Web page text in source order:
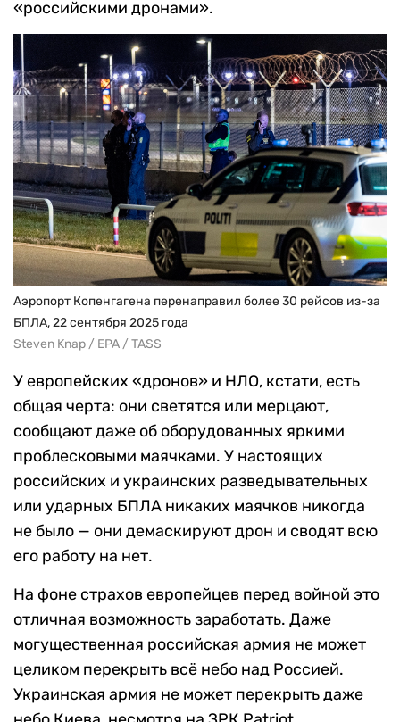
«российскими дронами».
Аэропорт Копенгагена перенаправил более 30 рейсов из-за
БПЛА, 22 сентября 2025 года
Steven Knap / EPA / TASS
У европейских «дронов» и НЛО, кстати, есть
общая черта: они светятся или мерцают,
сообщают даже об оборудованных яркими
проблесковыми маячками. У настоящих
российских и украинских разведывательных
или ударных БПЛА никаких маячков никогда
не было — они демаскируют дрон и сводят всю
его работу на нет.
На фоне страхов европейцев перед войной это
отличная возможность заработать. Даже
могущественная российская армия не может
целиком перекрыть всё небо над Россией.
Украинская армия не может перекрыть даже